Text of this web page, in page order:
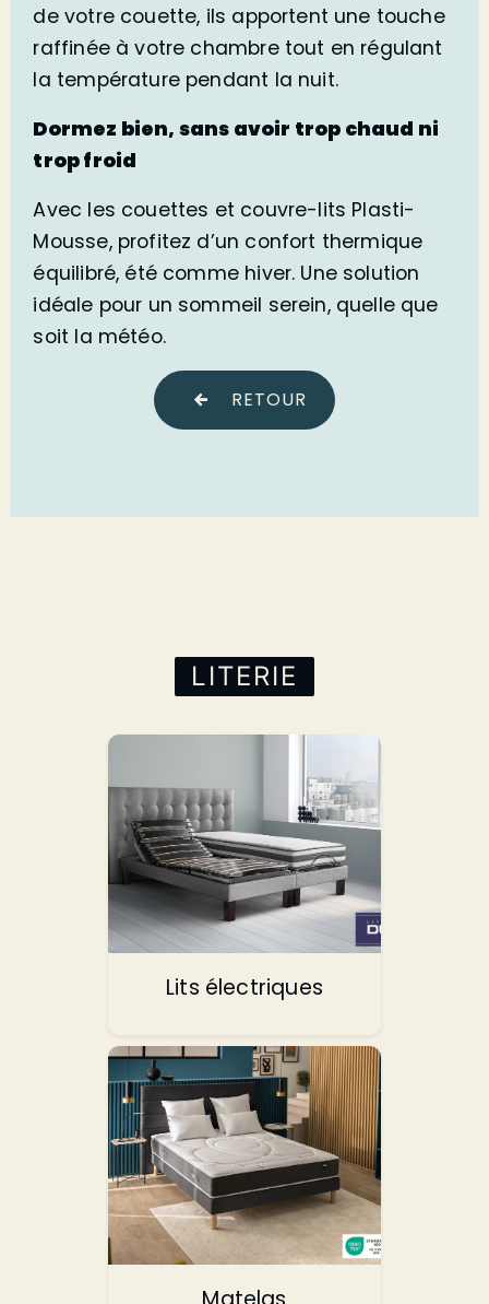
de votre couette, ils apportent une touche
raffinée à votre chambre tout en régulant
la température pendant la nuit.
Dormez bien, sans avoir trop chaud ni
trop froid
Avec les couettes et couvre-lits Plasti-
Mousse, profitez d’un confort thermique
équilibré, été comme hiver. Une solution
idéale pour un sommeil serein, quelle que
soit la météo.
RETOUR
LITERIE
Lits électriques